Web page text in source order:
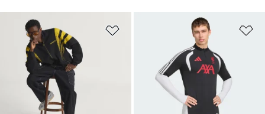
Dodaj do listy życzeń